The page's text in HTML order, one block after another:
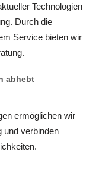
Technologien
Durch die
Service bieten wir
abhebt
ermöglichen wir
und verbinden